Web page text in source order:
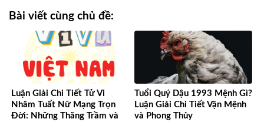
Bài viết cùng chủ đề:
Luận Giải Chi Tiết Tử Vi
Nhâm Tuất Nữ Mạng Trọn
Đời: Những Thăng Trầm và
Tuổi Quý Dậu 1993 Mệnh Gì?
Luận Giải Chi Tiết Vận Mệnh
và Phong Thủy